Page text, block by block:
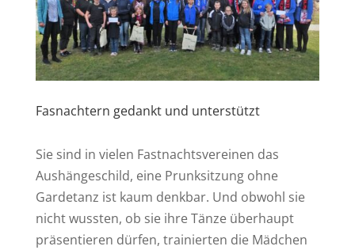
Fasnachtern gedankt und unterstützt
Sie sind in vielen Fastnachtsvereinen das
Aushängeschild, eine Prunksitzung ohne
Gardetanz ist kaum denkbar. Und obwohl sie
nicht wussten, ob sie ihre Tänze überhaupt
präsentieren dürfen, trainierten die Mädchen